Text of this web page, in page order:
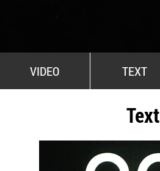
VIDEO TEXT
Text